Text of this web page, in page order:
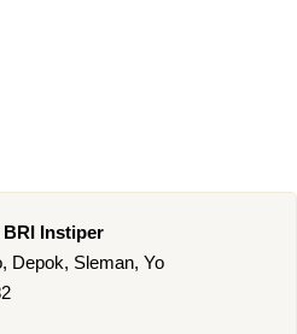
Instiper
Depok, Sleman, Yo